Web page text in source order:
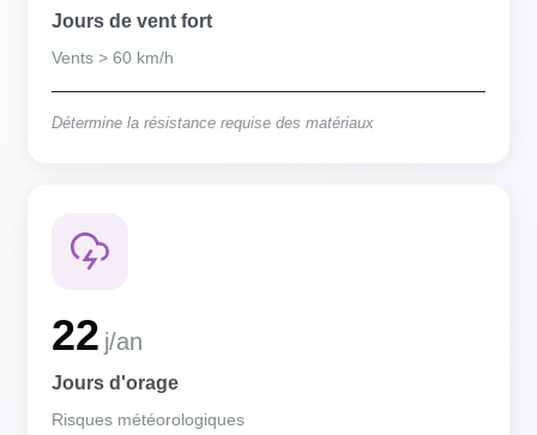
Jours de vent fort
Vents > 60 km/h
Détermine la résistance requise des matériaux
22 j/an
Jours d'orage
Risques météorologiques